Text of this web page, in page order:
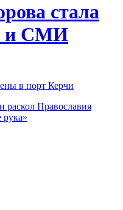
стала
и СМИ
в порт Керчи
Православия
рука»